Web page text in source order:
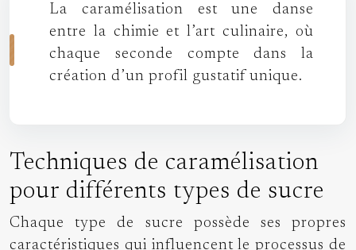
La caramélisation est une danse
entre la chimie et l’art culinaire, où
chaque seconde compte dans la
création d’un profil gustatif unique.
Techniques de caramélisation
pour différents types de sucre
Chaque type de sucre possède ses propres
caractéristiques qui influencent le processus de